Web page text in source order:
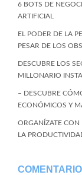
6 BOTS DE
ARTIFICIAL
EL PODER DE LA
PESAR DE LOS
DESCUBRE LOS
MILLONARIO
– DESCUBRE
ECONÓMICOS Y
ORGANÍZATE CON
LA